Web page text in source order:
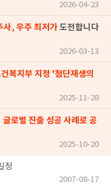
2026-04-23
, 우주 최저가도전합니다
2026-03-13
복지부 지정 '첨단재생의
2025-11-28
글로벌 진출 성공 사례로 공
2025-10-20
정
2007-08-17